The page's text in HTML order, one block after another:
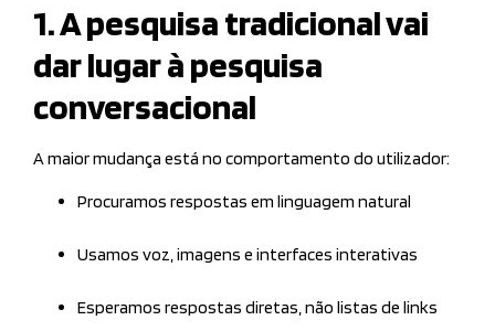
1. A pesquisa tradicional vai
dar lugar à pesquisa
conversacional
A maior mudança está no comportamento do utilizador:
Procuramos respostas em linguagem natural
Usamos voz, imagens e interfaces interativas
Esperamos respostas diretas, não listas de links